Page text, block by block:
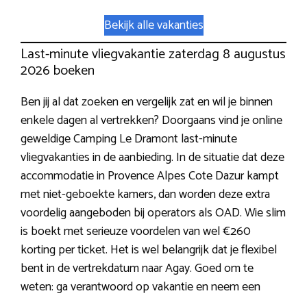
Bekijk alle vakanties
Last-minute vliegvakantie zaterdag 8 augustus
2026 boeken
Ben jij al dat zoeken en vergelijk zat en wil je binnen
enkele dagen al vertrekken? Doorgaans vind je online
geweldige Camping Le Dramont last-minute
vliegvakanties in de aanbieding. In de situatie dat deze
accommodatie in Provence Alpes Cote Dazur kampt
met niet-geboekte kamers, dan worden deze extra
voordelig aangeboden bij operators als OAD. Wie slim
is boekt met serieuze voordelen van wel €260
korting per ticket. Het is wel belangrijk dat je flexibel
bent in de vertrekdatum naar Agay. Goed om te
weten: ga verantwoord op vakantie en neem een